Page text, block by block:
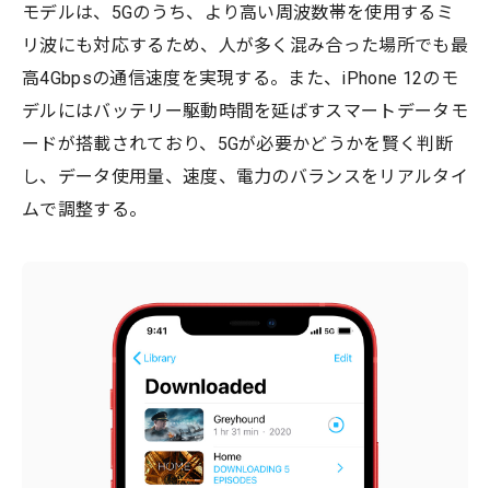
モデルは、5Gのうち、より高い周波数帯を使用するミ
リ波にも対応するため、人が多く混み合った場所でも最
高4Gbpsの通信速度を実現する。また、iPhone 12のモ
デルにはバッテリー駆動時間を延ばすスマートデータモ
ードが搭載されており、5Gが必要かどうかを賢く判断
し、データ使用量、速度、電力のバランスをリアルタイ
ムで調整する。